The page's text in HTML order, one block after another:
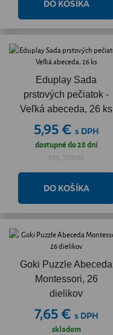
Eduplay Sada
prstových pečiatok -
Veľká abeceda, 26 ks
5,95 € s DPH
dostupné do 28 dní
EPL.370196
Goki Puzzle Abeceda
Montessori, 26
dielikov
7,65 € s DPH
skladom